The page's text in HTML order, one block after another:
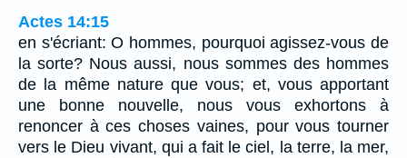
Actes 14:15
en s'écriant: O hommes, pourquoi agissez-vous de
la sorte? Nous aussi, nous sommes des hommes
de la même nature que vous; et, vous apportant
une bonne nouvelle, nous vous exhortons à
renoncer à ces choses vaines, pour vous tourner
vers le Dieu vivant, qui a fait le ciel, la terre, la mer,